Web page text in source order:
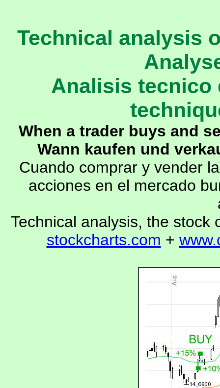
Technical analysis
Analisis tecnico
When a trader buys and
Wann kaufen und
Cuando comprar y vender
acciones en el mercado
Technical analysis, the stock
stockcharts.com +